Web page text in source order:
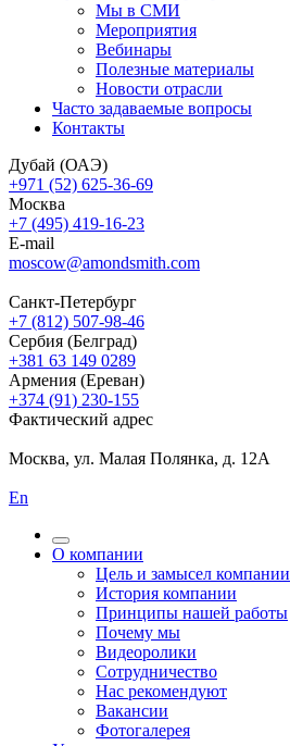
Мы в СМИ
Мероприятия
Вебинары
Полезные материалы
Новости отрасли
Часто задаваемые вопросы
Контакты
Дубай (ОАЭ)
+971 (52) 625-36-69
Москва
+7 (495) 419-16-23
E-mail
moscow@amondsmith.com
Санкт-Петербург
+7 (812) 507-98-46
Сербия (Белград)
+381 63 149 0289
Армения (Ереван)
+374 (91) 230-155
Фактический адрес
Москва, ул. Малая Полянка, д. 12А
En
О компании
Цель и замысел компании
История компании
Принципы нашей работы
Почему мы
Видеоролики
Сотрудничество
Нас рекомендуют
Вакансии
Фотогалерея